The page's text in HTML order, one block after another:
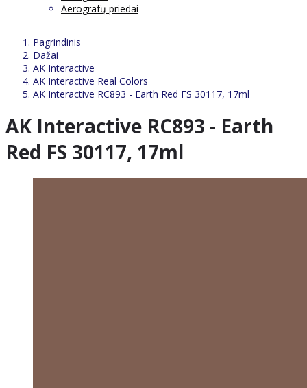
Aerografų priedai
Pagrindinis
Dažai
AK Interactive
AK Interactive Real Colors
AK Interactive RC893 - Earth Red FS 30117, 17ml
AK Interactive RC893 - Earth
Red FS 30117, 17ml